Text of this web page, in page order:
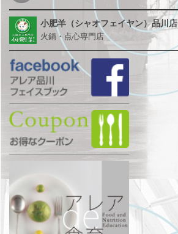
小肥羊（シャオフェイヤン）品川店
火鍋・点心専門店